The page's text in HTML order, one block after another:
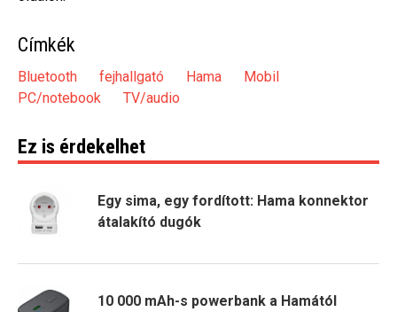
Címkék
Bluetooth fejhallgató Hama
Mobil
PC/notebook
TV/audio
Ez is érdekelhet
Egy sima, egy fordított: Hama konnektor
átalakító dugók
10 000 mAh-s powerbank a Hamától